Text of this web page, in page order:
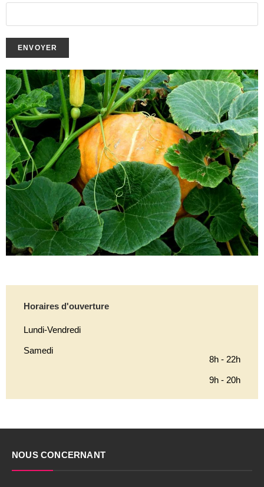
Horaires d'ouverture
Lundi-Vendredi
Samedi
8h - 22h
9h - 20h
NOUS CONCERNANT